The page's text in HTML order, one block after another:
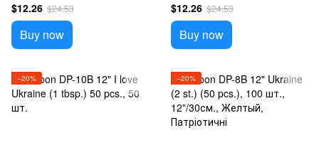
st., 3 colors) 50 pcs., 100 шт.,
12"/30см., Mix (Red, Green),
Круглий, Патріотичні
$12.26 $24.53
Buy now
шт., 12"/30см., White, Круглий,
Патріотичні
$12.26 $24.53
Buy now
−20% −20%